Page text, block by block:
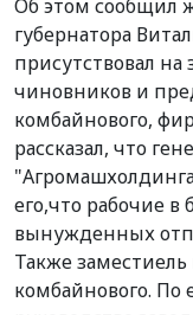
Об этом сообщил
губернатора
присутствовал
чиновников и
комбайнового,
рассказал, что
его,что рабочие
вынужденных
Также заместиель
комбайнового. По